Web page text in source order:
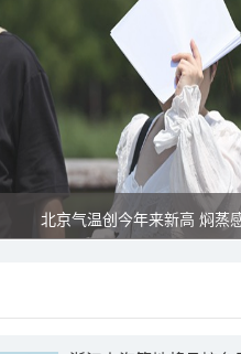
北京气温创今年来新高 焖蒸